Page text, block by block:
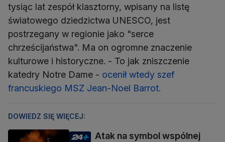
tysiąc lat zespół klasztorny, wpisany na listę
światowego dziedzictwa UNESCO, jest
postrzegany w regionie jako "serce
chrześcijaństwa". Ma on ogromne znaczenie
kulturowe i historyczne. - To jak zniszczenie
katedry Notre Dame - ocenił wtedy szef
francuskiego MSZ Jean-Noel Barrot.
DOWIEDZ SIĘ WIĘCEJ:
Atak na symbol wspólnej